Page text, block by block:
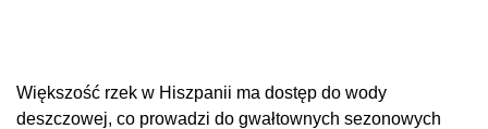
Większość rzek w Hiszpanii ma dostęp do wody
deszczowej, co prowadzi do gwałtownych sezonowych